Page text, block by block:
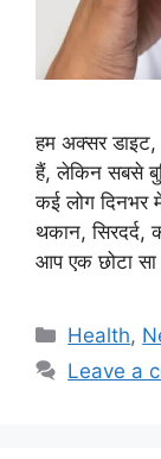
हम अक्सर
हैं, लेकिन सबसे
कई लोग दिनभर
थकान,
आप एक छोटा
Health,
Leave a